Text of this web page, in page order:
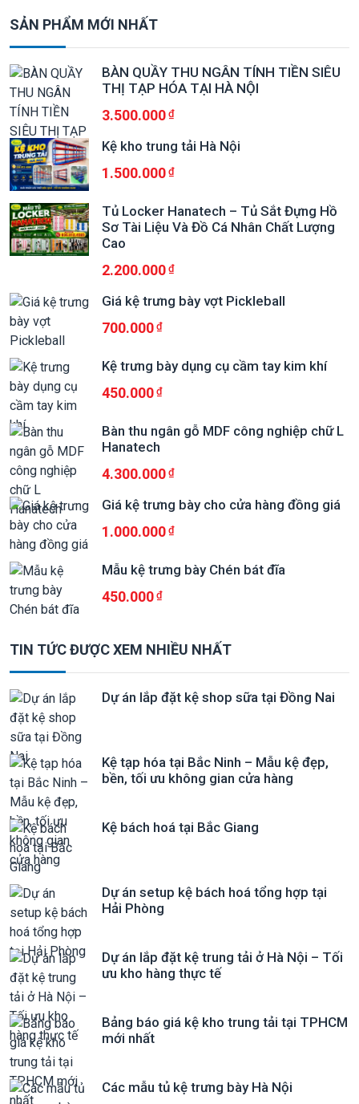
SẢN PHẨM MỚI NHẤT
BÀN QUẦY THU NGÂN TÍNH TIỀN SIÊU
THỊ TẠP HÓA TẠI HÀ NỘI
3.500.000
Kệ kho trung tải Hà Nội
1.500.000
Tủ Locker Hanatech – Tủ Sắt Đựng Hồ
Sơ Tài Liệu Và Đồ Cá Nhân Chất Lượng
Cao
2.200.000
Giá kệ trưng bày vợt Pickleball
700.000
Kệ trưng bày dụng cụ cầm tay kim khí
450.000
Bàn thu ngân gỗ MDF công nghiệp chữ L
Hanatech
4.300.000
Giá kệ trưng bày cho cửa hàng đồng giá
1.000.000
Mẫu kệ trưng bày Chén bát đĩa
450.000
TIN TỨC ĐƯỢC XEM NHIỀU NHẤT
Dự án lắp đặt kệ shop sữa tại Đồng Nai
Kệ tạp hóa tại Bắc Ninh – Mẫu kệ đẹp,
bền, tối ưu không gian cửa hàng
Kệ bách hoá tại Bắc Giang
Dự án setup kệ bách hoá tổng hợp tại
Hải Phòng
Dự án lắp đặt kệ trung tải ở Hà Nội – Tối
ưu kho hàng thực tế
Bảng báo giá kệ kho trung tải tại TPHCM
mới nhất
Các mẫu tủ kệ trưng bày Hà Nội